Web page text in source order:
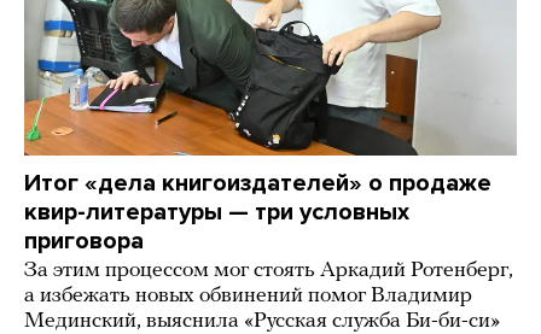
Итог «дела книгоиздателей» о продаже
квир-литературы — три условных
приговора
За этим процессом мог стоять Аркадий Ротенберг,
а избежать новых обвинений помог Владимир
Мединский, выяснила «Русская служба Би-би-си»